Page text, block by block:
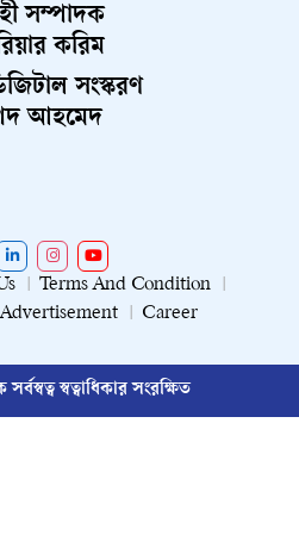
সম্পাদক
করিম
সংস্করণ
আহমেদ
Terms And Condition
Advertisement Career
স্বত্বাধিকার সংরক্ষিত